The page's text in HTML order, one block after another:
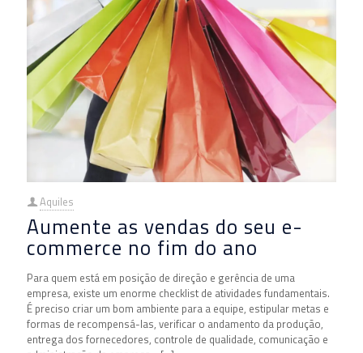
Aquiles
Aumente as vendas do seu e-
commerce no fim do ano
Para quem está em posição de direção e gerência de uma
empresa, existe um enorme checklist de atividades fundamentais.
É preciso criar um bom ambiente para a equipe, estipular metas e
formas de recompensá-las, verificar o andamento da produção,
entrega dos fornecedores, controle de qualidade, comunicação e